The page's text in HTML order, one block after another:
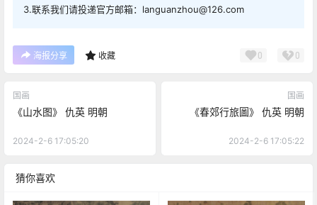
3.联系我们请投递官方邮箱：languanzhou@126.com
海报分享 收藏 0 0
国画
《山水图》 仇英 明朝
2024-2-6 17:05:20
国画
《春郊行旅圖》 仇英 明朝
2024-2-6 17:05:22
猜你喜欢